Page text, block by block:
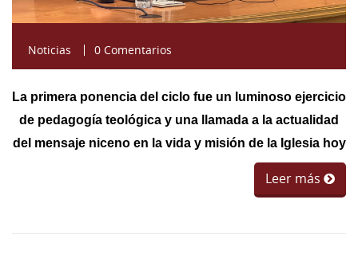
Noticias 0 Comentarios
La primera ponencia del ciclo fue un luminoso ejercicio
de pedagogía teológica y una llamada a la actualidad
del mensaje niceno en la vida y misión de la Iglesia hoy
Leer más